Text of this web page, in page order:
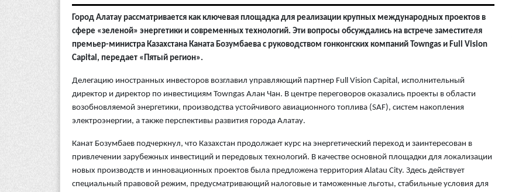
Город Алатау рассматривается как ключевая площадка для реализации крупных международных проектов в
сфере «зеленой» энергетики и современных технологий. Эти вопросы обсуждались на встрече заместителя
премьер-министра Казахстана Каната Бозумбаева с руководством гонконгских компаний Towngas и Full Vision
Capital, передает «Пятый регион».
Делегацию иностранных инвесторов возглавил управляющий партнер Full Vision Capital, исполнительный
директор и директор по инвестициям Towngas Алан Чан. В центре переговоров оказались проекты в области
возобновляемой энергетики, производства устойчивого авиационного топлива (SAF), систем накопления
электроэнергии, а также перспективы развития города Алатау.
Канат Бозумбаев подчеркнул, что Казахстан продолжает курс на энергетический переход и заинтересован в
привлечении зарубежных инвестиций и передовых технологий. В качестве основной площадки для локализации
новых производств и инновационных проектов была предложена территория Alatau City. Здесь действует
специальный правовой режим, предусматривающий налоговые и таможенные льготы, стабильные условия для